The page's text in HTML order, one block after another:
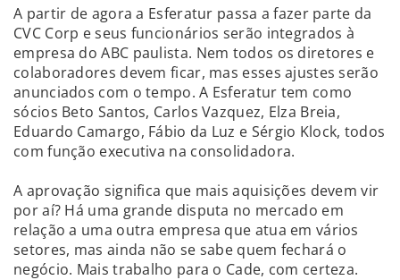
A partir de agora a Esferatur passa a fazer parte da
CVC Corp e seus funcionários serão integrados à
empresa do ABC paulista. Nem todos os diretores e
colaboradores devem ficar, mas esses ajustes serão
anunciados com o tempo. A Esferatur tem como
sócios Beto Santos, Carlos Vazquez, Elza Breia,
Eduardo Camargo, Fábio da Luz e Sérgio Klock, todos
com função executiva na consolidadora.
A aprovação significa que mais aquisições devem vir
por aí? Há uma grande disputa no mercado em
relação a uma outra empresa que atua em vários
setores, mas ainda não se sabe quem fechará o
negócio. Mais trabalho para o Cade, com certeza.